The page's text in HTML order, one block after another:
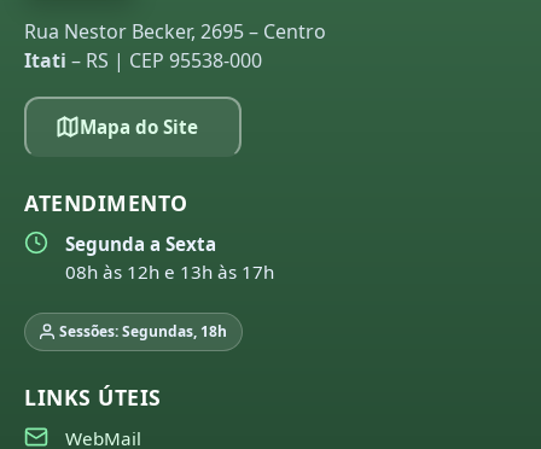
Rua Nestor Becker, 2695 – Centro
Itati – RS | CEP 95538-000
Mapa do Site
ATENDIMENTO
Segunda a Sexta
08h às 12h e 13h às 17h
Sessões: Segundas, 18h
LINKS ÚTEIS
WebMail